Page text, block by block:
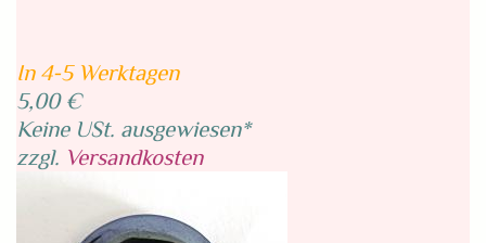
In 4-5 Werktagen
5,00 €
Keine USt. ausgewiesen*
zzgl. Versandkosten